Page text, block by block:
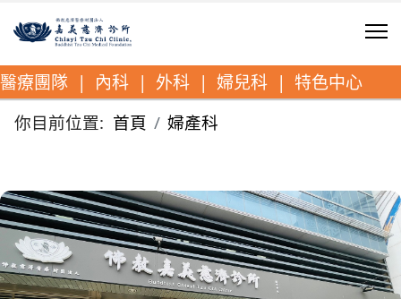
醫療團隊 | 內科 | 外科 | 婦兒科 | 特色中心
你目前位置: 首頁 婦產科